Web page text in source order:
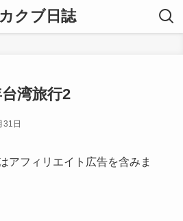
クブ日誌
湾旅行2
31日
アフィリエイト広告を含みま